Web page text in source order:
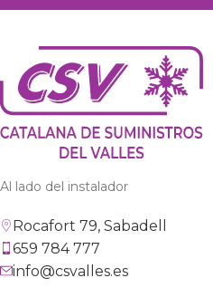
Al lado del instalador
Rocafort 79, Sabadell
659 784 777
info@csvalles.es